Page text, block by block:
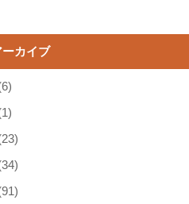
ーカイブ